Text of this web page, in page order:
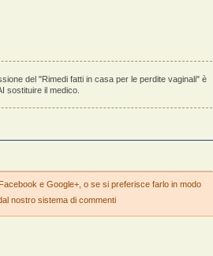
del "Rimedi fatti in casa per le perdite vaginali" è
sostituire il medico.
e Google+, o se si preferisce farlo in modo
nostro sistema di commenti